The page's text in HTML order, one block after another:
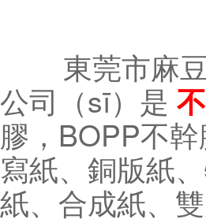
東莞市麻豆
公司（sī）是
膠，BOPP不
寫紙、銅版紙
紙、合成紙、